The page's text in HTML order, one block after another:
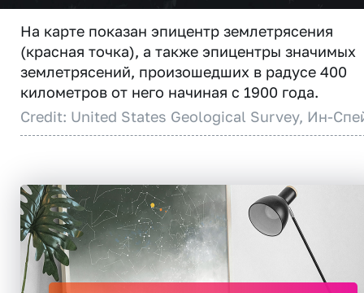
На карте показан эпицентр землетрясения
(красная точка), а также эпицентры значимых
землетрясений, произошедших в радусе 400
километров от него начиная с 1900 года.
Credit: United States Geological Survey, Ин-